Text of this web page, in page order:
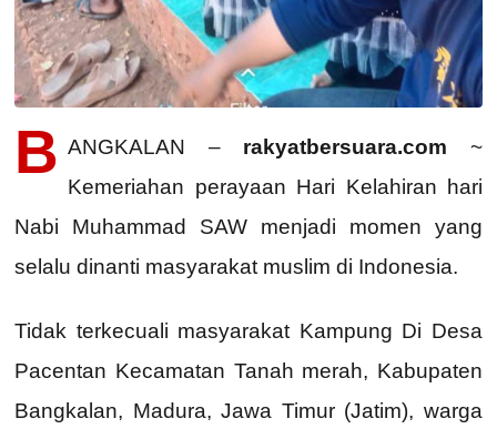
B ANGKALAN – rakyatbersuara.com ~
Kemeriahan perayaan Hari Kelahiran hari
Nabi Muhammad SAW menjadi momen yang
selalu dinanti masyarakat muslim di Indonesia.
Tidak terkecuali masyarakat Kampung Di Desa
Pacentan Kecamatan Tanah merah, Kabupaten
Bangkalan, Madura, Jawa Timur (Jatim), warga